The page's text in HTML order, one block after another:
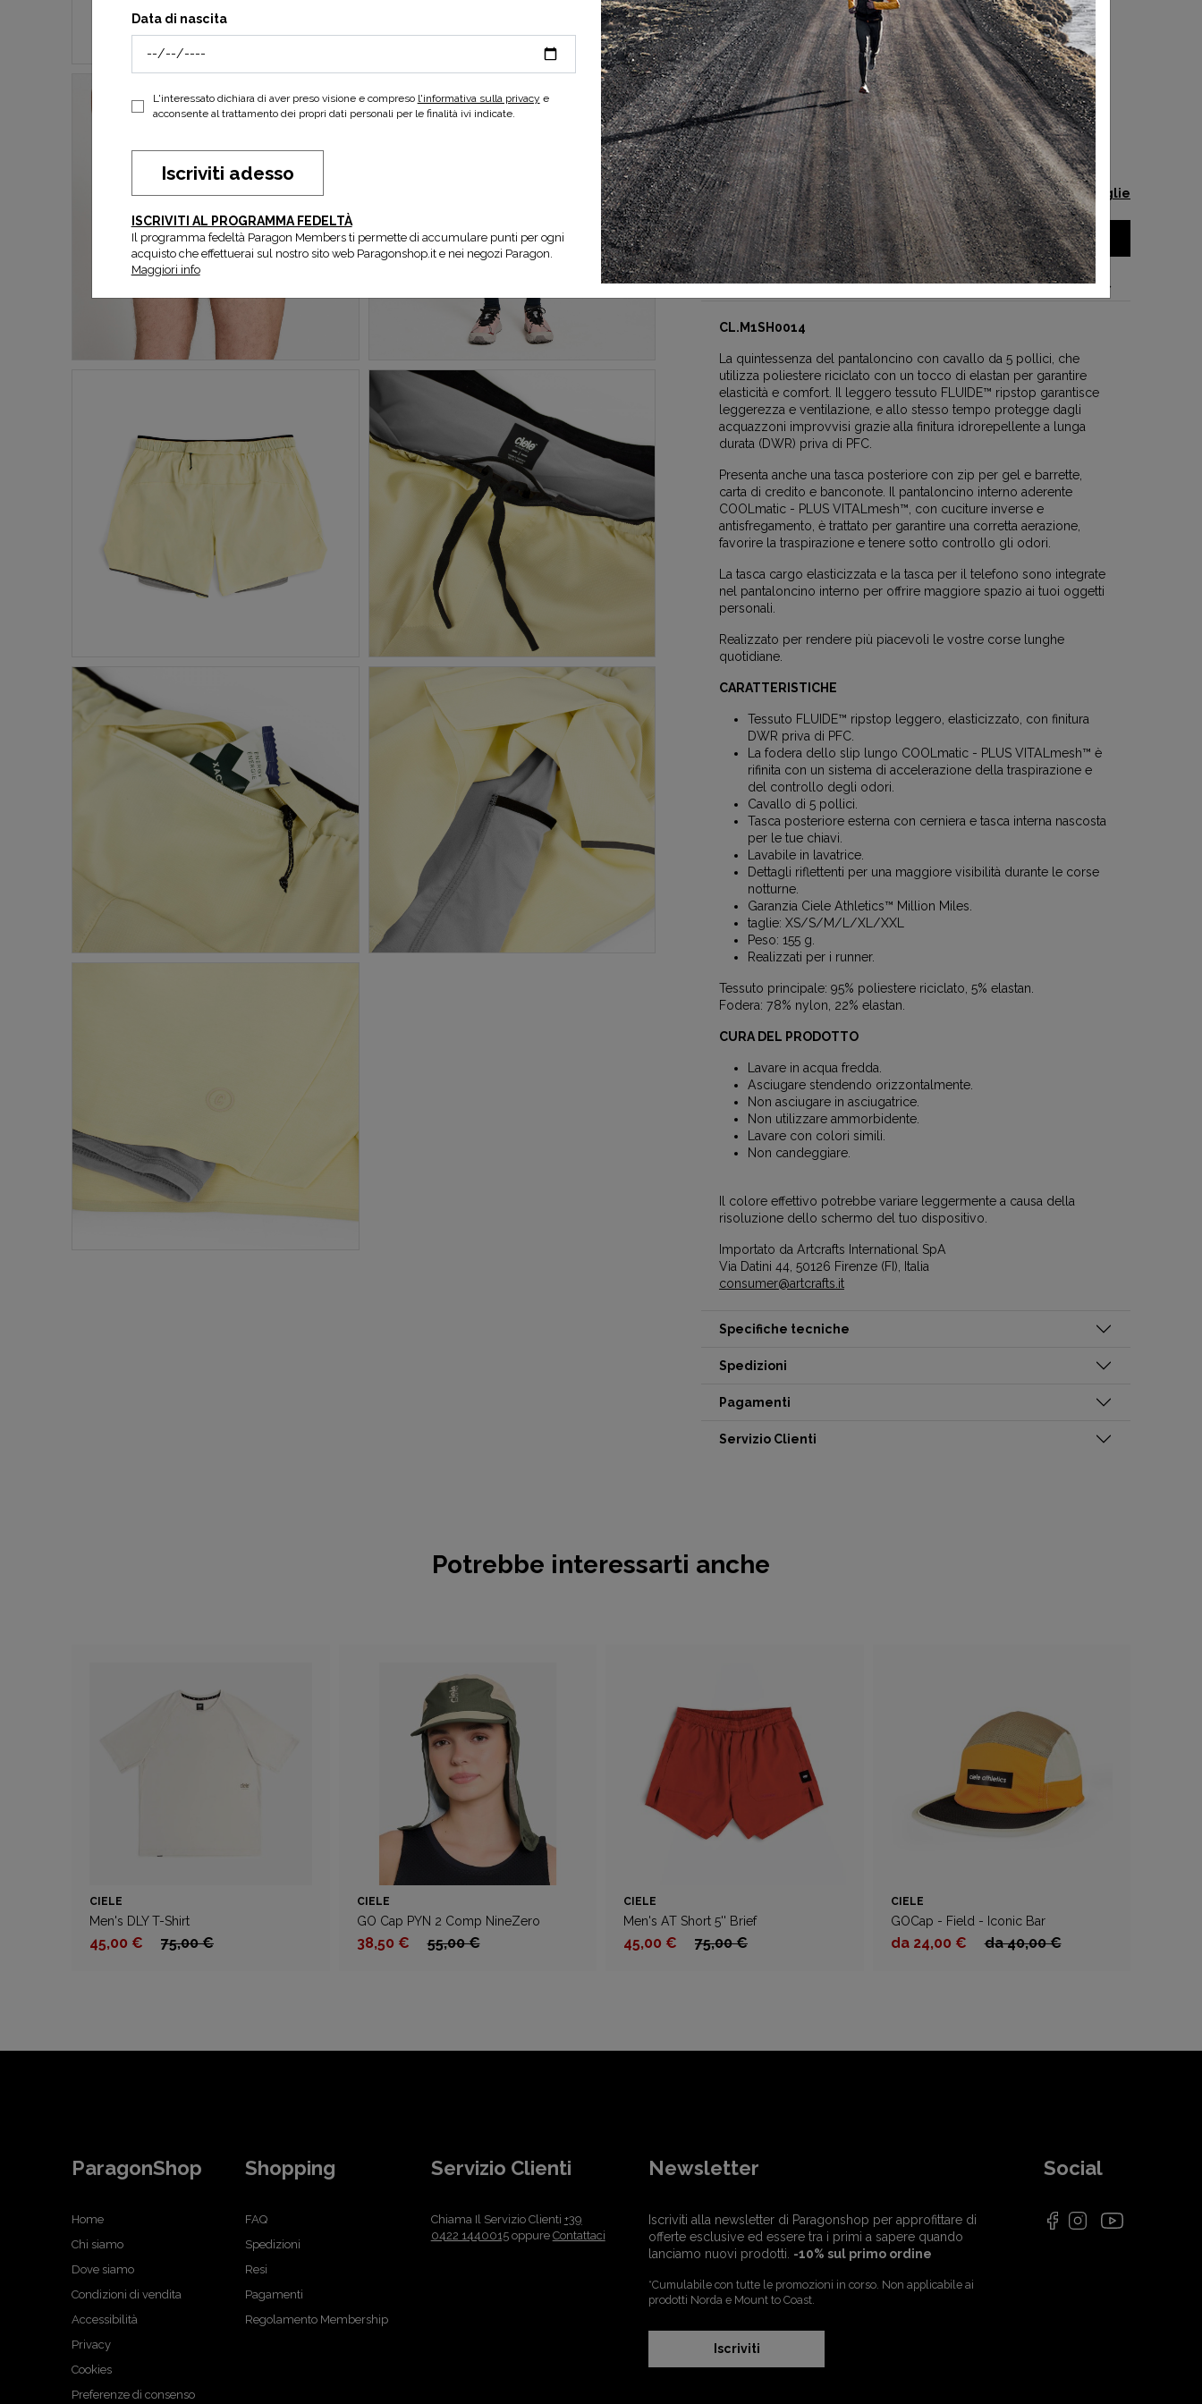
-40% -40% -40% -40%
SELEZIONA UNA TAGLIA
Guida alle taglie
AGGIUNGI AL CARRELLO
Specifiche del prodotto
CL.M1SH0014
La quintessenza del pantaloncino con cavallo da 5 pollici, che
utilizza poliestere riciclato con un tocco di elastan per garantire
elasticità e comfort. Il leggero tessuto FLUIDE™ ripstop garantisce
leggerezza e ventilazione, e allo stesso tempo protegge dagli
acquazzoni improvvisi grazie alla finitura idrorepellente a lunga
durata (DWR) priva di PFC.
Presenta anche una tasca posteriore con zip per gel e barrette,
carta di credito e banconote. Il pantaloncino interno aderente
COOLmatic - PLUS VITALmesh™, con cuciture inverse e
antisfregamento, è trattato per garantire una corretta aerazione,
favorire la traspirazione e tenere sotto controllo gli odori.
La tasca cargo elasticizzata e la tasca per il telefono sono integrate
nel pantaloncino interno per offrire maggiore spazio ai tuoi oggetti
personali.
Realizzato per rendere più piacevoli le vostre corse lunghe
quotidiane.
CARATTERISTICHE
Tessuto FLUIDE™ ripstop leggero, elasticizzato, con finitura
DWR priva di PFC.
La fodera dello slip lungo COOLmatic - PLUS VITALmesh™ è
rifinita con un sistema di accelerazione della traspirazione e
del controllo degli odori.
Cavallo di 5 pollici.
Tasca posteriore esterna con cerniera e tasca interna nascosta
per le tue chiavi.
Lavabile in lavatrice.
Dettagli riflettenti per una maggiore visibilità durante le corse
notturne.
Garanzia Ciele Athletics™ Million Miles.
taglie: XS/S/M/L/XL/XXL
Peso: 155 g.
Realizzati per i runner.
Tessuto principale: 95% poliestere riciclato, 5% elastan.
Fodera: 78% nylon, 22% elastan.
CURA DEL PRODOTTO
Lavare in acqua fredda.
Asciugare stendendo orizzontalmente.
Non asciugare in asciugatrice.
Non utilizzare ammorbidente.
Lavare con colori simili.
Non candeggiare.
Il colore effettivo potrebbe variare leggermente a causa della
risoluzione dello schermo del tuo dispositivo.
Importato da Artcrafts International SpA
Via Datini 44, 50126 Firenze (FI), Italia
consumer@artcrafts.it
Specifiche tecniche
Spedizioni
Pagamenti
Servizio Clienti
Potrebbe interessarti anche
CIELE
Men's DLY T-Shirt
45,00 € 75,00 €
CIELE
GO Cap PYN 2 Comp NineZero
38,50 € 55,00 €
CIELE
Men's AT Short 5'' Brief
45,00 € 75,00 €
CIELE
GOCap - Field - Iconic Bar
da 24,00 € da 40,00 €
ParagonShop
Home
Chi siamo
Dove siamo
Condizioni di vendita
Accessibilità
Privacy
Cookies
Preferenze di consenso
Shopping
FAQ
Spedizioni
Resi
Pagamenti
Regolamento Membership
Servizio Clienti
Chiama Il Servizio Clienti +39
0422 1440015oppure Contattaci
Newsletter
Iscriviti alla newsletter di Paragonshop per approfittare di
offerte esclusive ed essere tra i primi a sapere quando
lanciamo nuovi prodotti. -10% sul primo ordine
*Cumulabile con tutte le promozioni in corso. Non applicabile ai
prodotti Norda e Mount to Coast.
Iscriviti
Social
Data di nascita
L'interessato dichiara di aver preso visione e compreso l'informativa sulla privacy e
acconsente al trattamento dei propri dati personali per le finalità ivi indicate.
Iscriviti adesso
ISCRIVITI AL PROGRAMMA FEDELTÀ
Il programma fedeltà Paragon Members ti permette di accumulare punti per ogni
acquisto che effettuerai sul nostro sito web Paragonshop.it e nei negozi Paragon.
Maggiori info